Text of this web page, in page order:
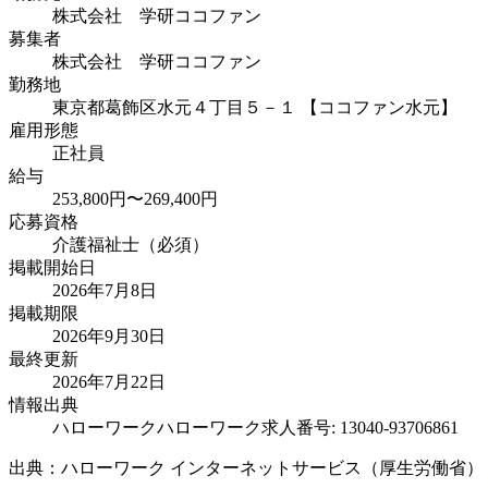
株式会社 学研ココファン
募集者
株式会社 学研ココファン
勤務地
東京都葛飾区水元４丁目５－１ 【ココファン水元】
雇用形態
正社員
給与
253,800円〜269,400円
応募資格
介護福祉士（必須）
掲載開始日
2026年7月8日
掲載期限
2026年9月30日
最終更新
2026年7月22日
情報出典
ハローワークハローワーク求人番号: 13040-93706861
出典：ハローワーク インターネットサービス（厚生労働省）